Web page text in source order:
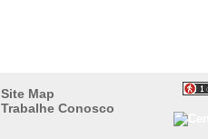
Site Map
Trabalhe Conosco